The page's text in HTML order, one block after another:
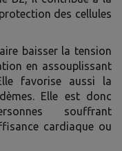
des cellules
baisser la tension
en assouplissant
favorise aussi la
Elle est donc
souffrant
cardiaque ou